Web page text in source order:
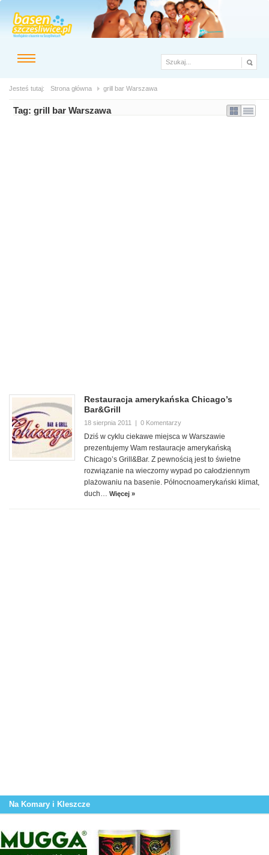
Jesteś tutaj: Strona główna grill bar Warszawa
Tag:grill bar Warszawa
Restauracja amerykańska Chicago’s
Bar&Grill
18 sierpnia 2011 | 0 Komentarzy
Dziś w cyklu ciekawe miejsca w Warszawie
prezentujemy Wam restauracje amerykańską
Chicago’s Grill&Bar. Z pewnością jest to świetne
rozwiązanie na wieczorny wypad po całodziennym
plażowaniu na basenie. Północnoamerykański klimat,
duch… Więcej »
Na Komary i Kleszcze